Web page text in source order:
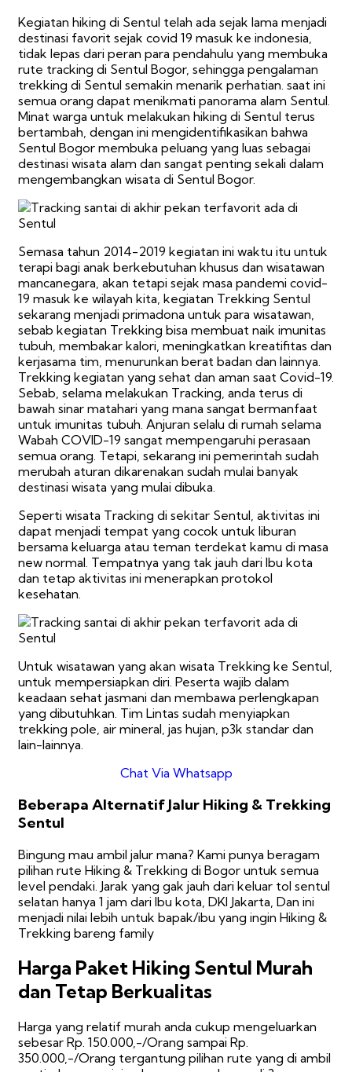
Kegiatan hiking di Sentul telah ada sejak lama menjadi
destinasi favorit sejak covid 19 masuk ke indonesia,
tidak lepas dari peran para pendahulu yang membuka
rute tracking di Sentul Bogor, sehingga pengalaman
trekking di Sentul semakin menarik perhatian. saat ini
semua orang dapat menikmati panorama alam Sentul.
Minat warga untuk melakukan hiking di Sentul terus
bertambah, dengan ini mengidentifikasikan bahwa
Sentul Bogor membuka peluang yang luas sebagai
destinasi wisata alam dan sangat penting sekali dalam
mengembangkan wisata di Sentul Bogor.
Semasa tahun 2014-2019 kegiatan ini waktu itu untuk
terapi bagi anak berkebutuhan khusus dan wisatawan
mancanegara, akan tetapi sejak masa pandemi covid-
19 masuk ke wilayah kita, kegiatan Trekking Sentul
sekarang menjadi primadona untuk para wisatawan,
sebab kegiatan Trekking bisa membuat naik imunitas
tubuh, membakar kalori, meningkatkan kreatifitas dan
kerjasama tim, menurunkan berat badan dan lainnya.
Trekking kegiatan yang sehat dan aman saat Covid-19.
Sebab, selama melakukan Tracking, anda terus di
bawah sinar matahari yang mana sangat bermanfaat
untuk imunitas tubuh. Anjuran selalu di rumah selama
Wabah COVID-19 sangat mempengaruhi perasaan
semua orang. Tetapi, sekarang ini pemerintah sudah
merubah aturan dikarenakan sudah mulai banyak
destinasi wisata yang mulai dibuka.
Seperti wisata Tracking di sekitar Sentul, aktivitas ini
dapat menjadi tempat yang cocok untuk liburan
bersama keluarga atau teman terdekat kamu di masa
new normal. Tempatnya yang tak jauh dari Ibu kota
dan tetap aktivitas ini menerapkan protokol
kesehatan.
Untuk wisatawan yang akan wisata Trekking ke Sentul,
untuk mempersiapkan diri. Peserta wajib dalam
keadaan sehat jasmani dan membawa perlengkapan
yang dibutuhkan. Tim Lintas sudah menyiapkan
trekking pole, air mineral, jas hujan, p3k standar dan
lain-lainnya.
Chat Via Whatsapp
Beberapa Alternatif Jalur Hiking & Trekking
Sentul
Bingung mau ambil jalur mana? Kami punya beragam
pilihan rute Hiking & Trekking di Bogor untuk semua
level pendaki. Jarak yang gak jauh dari keluar tol sentul
selatan hanya 1 jam dari Ibu kota, DKI Jakarta, Dan ini
menjadi nilai lebih untuk bapak/ibu yang ingin Hiking &
Trekking bareng family
Harga Paket Hiking Sentul Murah
dan Tetap Berkualitas
Harga yang relatif murah anda cukup mengeluarkan
sebesar Rp. 150.000,-/Orang sampai Rp.
350.000,-/Orang tergantung pilihan rute yang di ambil